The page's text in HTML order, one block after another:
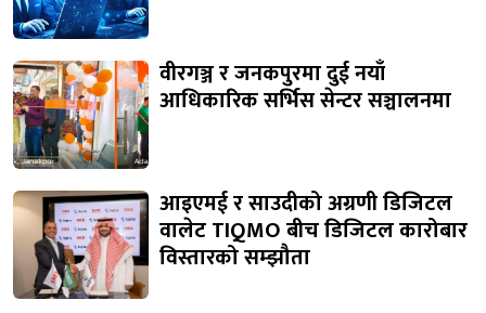
वीरगञ्ज र जनकपुरमा दुई नयाँ
आधिकारिक सर्भिस सेन्टर सञ्चालनमा
आइएमई र साउदीको अग्रणी डिजिटल
वालेट TIQMO बीच डिजिटल कारोबार
विस्तारको सम्झौता